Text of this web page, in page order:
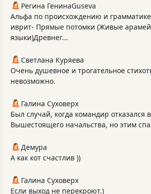
Регина ГенинаGuseva
Альфа по происхождению и
иврит- Прямые потомки (Живые
языки)Древнег...
Светлана Куряева
Очень душевное и трогательное
невозможно.
Галина Суховерх
Был случай, когда командир отказался
Вышестоящего начальства, но этим
Демура
А как кот счастлив ))
Галина Суховерх
Если выход не перекроют.)